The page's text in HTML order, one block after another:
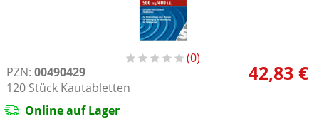
0
PZN: 00490429
120 Stück Kautabletten
42,83 €
Online auf Lager